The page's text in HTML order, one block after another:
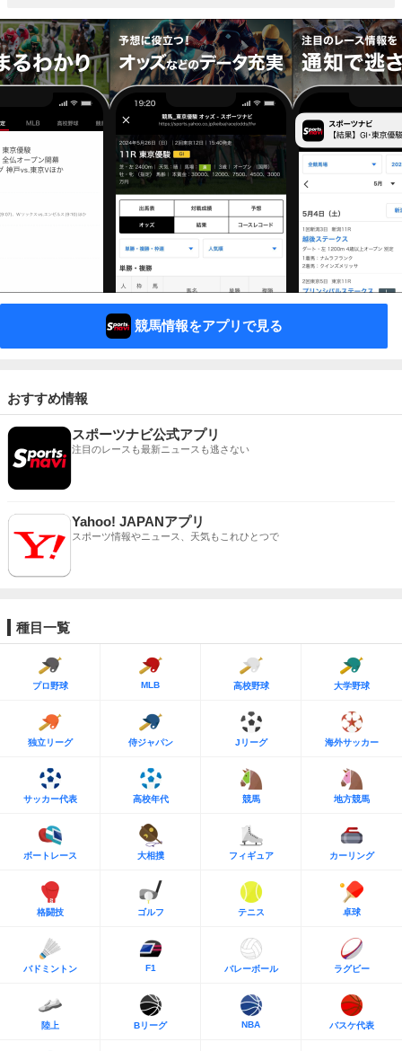
競馬情報をアプリで見る
おすすめ情報
スポーツナビ公式アプリ
注目のレースも最新ニュースも逃さない
Yahoo! JAPANアプリ
スポーツ情報やニュース、天気もこれひとつで
種目一覧
プロ野球 MLB 高校野球 大学野球
独立リーグ 侍ジャパン Jリーグ 海外サッカー
サッカー代表 高校年代 競馬 地方競馬
ボートレース 大相撲 フィギュア カーリング
格闘技 ゴルフ テニス 卓球
バドミントン F1 バレーボール ラグビー
陸上 Bリーグ NBA バスケ代表